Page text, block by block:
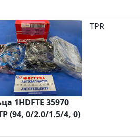
[4]
[12]
[79]
[4]
[1]
[5]
[369]
[1]
1HDFTE 35970
(94, 0/2.0/1.5/4, 0)
TPR